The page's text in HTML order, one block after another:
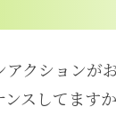
クションが
ンスしてま